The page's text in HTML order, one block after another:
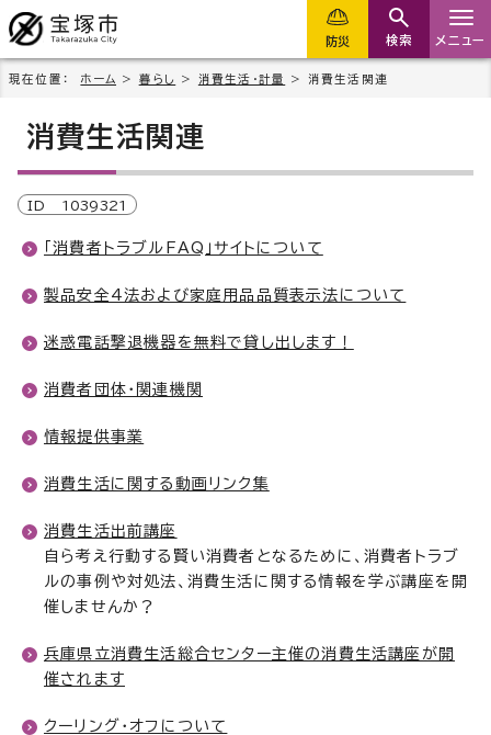
防災 検索 メニュー
現在位置： ホーム > 暮らし > 消費生活・計量 > 消費生活関連
消費生活関連
ID 1039321
「消費者トラブルFAQ」サイトについて
製品安全4法および家庭用品品質表示法について
迷惑電話撃退機器を無料で貸し出します！
消費者団体・関連機関
情報提供事業
消費生活に関する動画リンク集
消費生活出前講座
自ら考え行動する賢い消費者となるために、消費者トラブ
ルの事例や対処法、消費生活に関する情報を学ぶ講座を開
催しませんか？
兵庫県立消費生活総合センター主催の消費生活講座が開
催されます
クーリング・オフについて